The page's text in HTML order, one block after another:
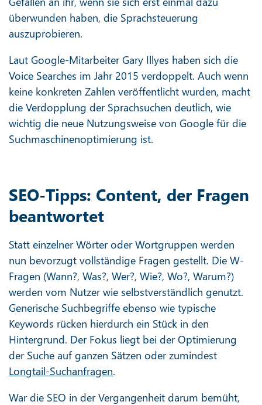
überwunden haben, die Sprachsteuerung
auszuprobieren.
Laut Google-Mitarbeiter Gary Illyes haben sich die
Voice Searches im Jahr 2015 verdoppelt. Auch wenn
keine konkreten Zahlen veröffentlicht wurden, macht
die Verdopplung der Sprachsuchen deutlich, wie
wichtig die neue Nutzungsweise von Google für die
Suchmaschinenoptimierung ist.
SEO-Tipps: Content, der Fragen
beantwortet
Statt einzelner Wörter oder Wortgruppen werden
nun bevorzugt vollständige Fragen gestellt. Die W-
Fragen (Wann?, Was?, Wer?, Wie?, Wo?, Warum?)
werden vom Nutzer wie selbstverständlich genutzt.
Generische Suchbegriffe ebenso wie typische
Keywords rücken hierdurch ein Stück in den
Hintergrund. Der Fokus liegt bei der Optimierung
der Suche auf ganzen Sätzen oder zumindest
Longtail-Suchanfragen.
War die SEO in der Vergangenheit darum bemüht,